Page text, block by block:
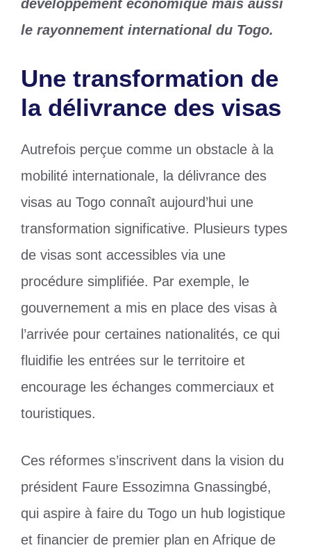
développement économique mais aussi
le rayonnement international du Togo.
Une transformation de
la délivrance des visas
Autrefois perçue comme un obstacle à la
mobilité internationale, la délivrance des
visas au Togo connaît aujourd’hui une
transformation significative. Plusieurs types
de visas sont accessibles via une
procédure simplifiée. Par exemple, le
gouvernement a mis en place des visas à
l’arrivée pour certaines nationalités, ce qui
fluidifie les entrées sur le territoire et
encourage les échanges commerciaux et
touristiques.
Ces réformes s’inscrivent dans la vision du
président Faure Essozimna Gnassingbé,
qui aspire à faire du Togo un hub logistique
et financier de premier plan en Afrique de